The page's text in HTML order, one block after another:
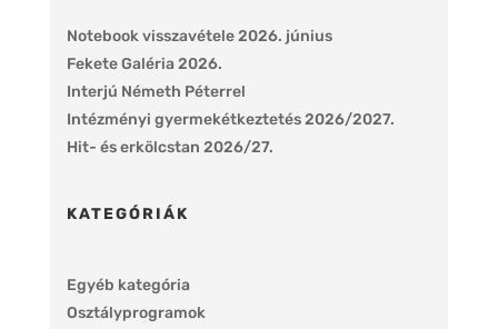
Notebook visszavétele 2026. június
Fekete Galéria 2026.
Interjú Németh Péterrel
Intézményi gyermekétkeztetés 2026/2027.
Hit- és erkölcstan 2026/27.
KATEGÓRIÁK
Egyéb kategória
Osztályprogramok